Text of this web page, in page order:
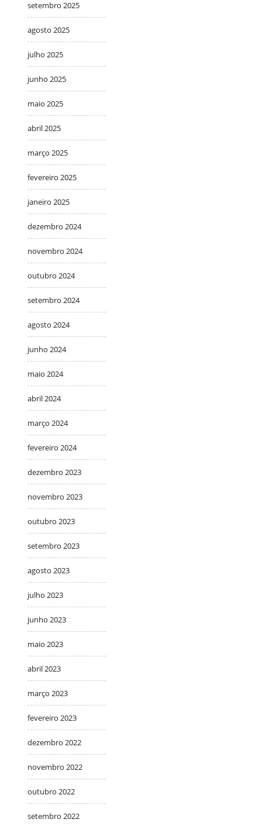
setembro 2025
agosto 2025
julho 2025
junho 2025
maio 2025
abril 2025
março 2025
fevereiro 2025
janeiro 2025
dezembro 2024
novembro 2024
outubro 2024
setembro 2024
agosto 2024
junho 2024
maio 2024
abril 2024
março 2024
fevereiro 2024
dezembro 2023
novembro 2023
outubro 2023
setembro 2023
agosto 2023
julho 2023
junho 2023
maio 2023
abril 2023
março 2023
fevereiro 2023
dezembro 2022
novembro 2022
outubro 2022
setembro 2022